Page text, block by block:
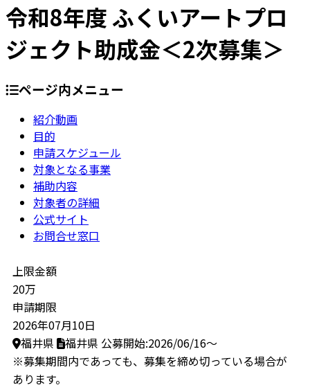
令和8年度 ふくいアートプロ
ジェクト助成金＜2次募集＞
ページ内メニュー
紹介動画
目的
申請スケジュール
対象となる事業
補助内容
対象者の詳細
公式サイト
お問合せ窓口
上限金額
20万
申請期限
2026年07月10日
福井県
福井県 公募開始:2026/06/16～
※募集期間内であっても、募集を締め切っている場合が
あります。